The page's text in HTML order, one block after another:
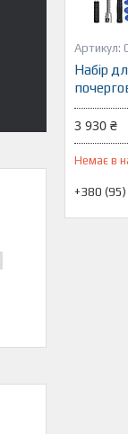
Набір
3 930 ₴
Немає в
+380